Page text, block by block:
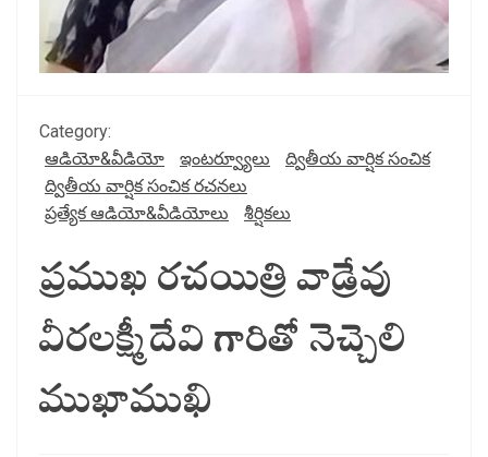
Category:
ఆడియో&వీడియో
ఇంటర్వ్యూలు
ద్వితీయ వార్షిక సంచిక
ద్వితీయ వార్షిక సంచిక రచనలు
ప్రత్యేక ఆడియో&వీడియోలు
శీర్షికలు
ప్రముఖ రచయిత్రి వాడ్రేవు
వీరలక్ష్మీదేవి గారితో నెచ్చెలి
ముఖాముఖి